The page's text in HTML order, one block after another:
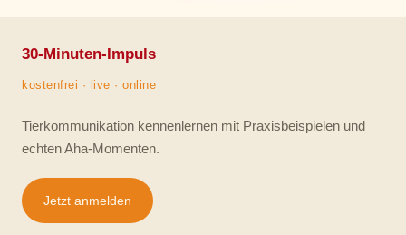
30-Minuten-Impuls
kostenfrei · live · online
Tierkommunikation kennenlernen mit Praxisbeispielen und
echten Aha-Momenten.
Jetzt anmelden